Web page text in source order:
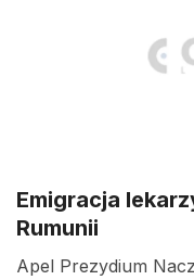
Emigracja
Rumunii
Apel Prezydium